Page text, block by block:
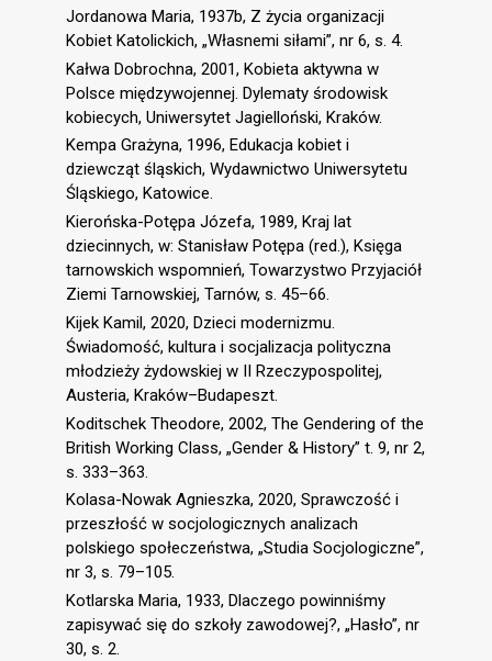
Jordanowa Maria, 1937b, Z życia organizacji
Kobiet Katolickich, „Własnemi siłami”, nr 6, s. 4.
Kałwa Dobrochna, 2001, Kobieta aktywna w
Polsce międzywojennej. Dylematy środowisk
kobiecych, Uniwersytet Jagielloński, Kraków.
Kempa Grażyna, 1996, Edukacja kobiet i
dziewcząt śląskich, Wydawnictwo Uniwersytetu
Śląskiego, Katowice.
Kierońska-Potępa Józefa, 1989, Kraj lat
dziecinnych, w: Stanisław Potępa (red.), Księga
tarnowskich wspomnień, Towarzystwo Przyjaciół
Ziemi Tarnowskiej, Tarnów, s. 45–66.
Kijek Kamil, 2020, Dzieci modernizmu.
Świadomość, kultura i socjalizacja polityczna
młodzieży żydowskiej w II Rzeczypospolitej,
Austeria, Kraków–Budapeszt.
Koditschek Theodore, 2002, The Gendering of the
British Working Class, „Gender & History” t. 9, nr 2,
s. 333–363.
Kolasa-Nowak Agnieszka, 2020, Sprawczość i
przeszłość w socjologicznych analizach
polskiego społeczeństwa, „Studia Socjologiczne”,
nr 3, s. 79–105.
Kotlarska Maria, 1933, Dlaczego powinniśmy
zapisywać się do szkoły zawodowej?, „Hasło”, nr
30, s. 2.